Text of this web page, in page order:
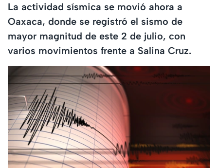
La actividad sísmica se movió ahora a
Oaxaca, donde se registró el sismo de
mayor magnitud de este 2 de julio, con
varios movimientos frente a Salina Cruz.